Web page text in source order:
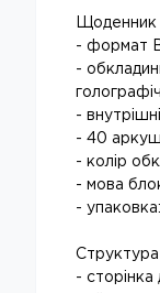
Щоденник
- формат
-
-
- 40
- колір
- мова
-
Структура
- сторінка